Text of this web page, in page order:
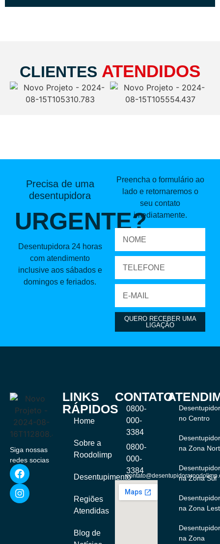
CLIENTES ATENDIDOS
Precisa de uma
desentupidora
URGENTE?
Desentupidora 24 horas
com atendimento
inclusive aos sábados e
domingos e feriados.
Preencha o formulário ao
lado e retornaremos o
seu contato
imediatamente.
QUERO RECEBER UMA
LIGAÇÃO
Siga nossas
redes socias
LINKS
RÁPIDOS
Home
Sobre a
Roodolimp
Desentupimento
Regiões
Atendidas
Blog de
CONTATO
0800-
000-
3384
0800-
000-
3384
no Centro
na Zona
na Zona Sul
na Zona
na Zona